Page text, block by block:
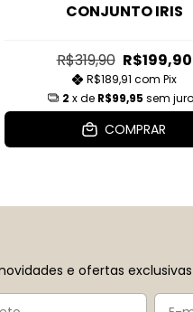
CONJUNTO IRIS
R$319,90 R$199,90
R$189,91 com Pix
2 x de R$99,95 sem
COMPRAR
e ofertas